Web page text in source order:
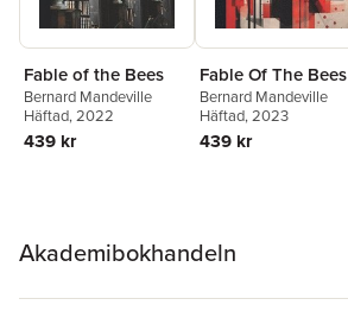
Fable of the Bees
Bernard Mandeville
Häftad, 2022
439 kr
Fable Of The Bees
Bernard Mandeville
Häftad, 2023
439 kr
Akademibokhandeln